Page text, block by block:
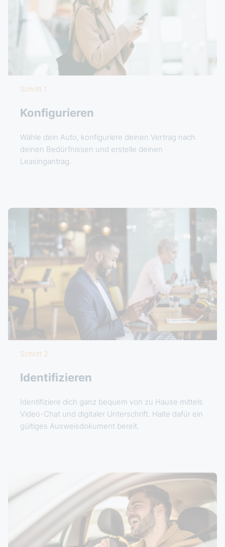
Schritt 1
Konfigurieren
Wähle dein Auto, konfiguriere deinen Vertrag nach
deinen Bedürfnissen und erstelle deinen
Leasingantrag.
Schritt 2
Identifizieren
Identifiziere dich ganz bequem von zu Hause mittels
Video-Chat und digitaler Unterschrift. Halte dafür ein
gültiges Ausweisdokument bereit.